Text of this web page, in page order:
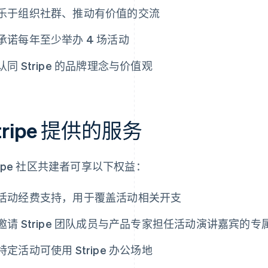
于组织社群、推动有价值的交流
诺每年至少举办 4 场活动
同 Stripe 的品牌理念与价值观
提供的服务
社区共建者可享以下权益：
动经费支持，用于覆盖活动相关开支
请 Stripe 团队成员与产品专家担任活动演讲嘉宾的专
定活动可使用 Stripe 办公场地